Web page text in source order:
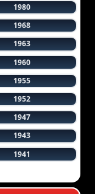
1980
1968
1963
1960
1955
1952
1947
1943
1941